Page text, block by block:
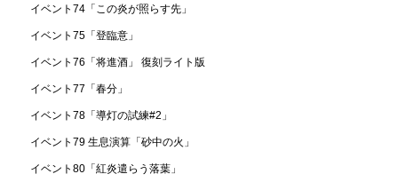
イベント74「この炎が照らす先」
イベント75「登臨意」
イベント76「将進酒」 復刻ライト版
イベント77「春分」
イベント78「導灯の試練#2」
イベント79 生息演算「砂中の火」
イベント80「紅炎遣らう落葉」